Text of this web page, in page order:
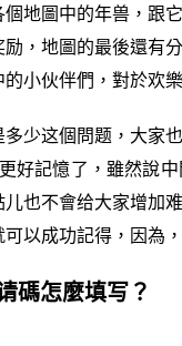
地圖中的年兽，跟
，地圖的最後還有
小伙伴們，對於欢
少这個問题，大家
好記憶了，雖然說
也不會给大家增加
以成功記得，因為
碼怎麼填写？